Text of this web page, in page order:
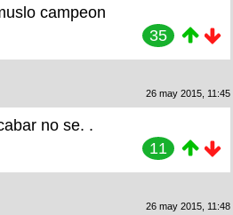
campeon
35
26 may 2015, 11:45
no se. .
11
26 may 2015, 11:48